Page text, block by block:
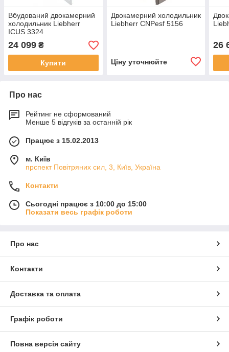
Вбудований двокамерний
холодильник Liebherr
ICUS 3324
24 099 ₴
Купити
Двокамерний холодильник
Liebherr CNPesf 5156
Ціну уточнюйте
26
Про нас
Рейтинг не сформований
Менше 5 відгуків за останній рік
Працює з 15.02.2013
м. Київ
прспект Повітряних сил, 3, Київ, Україна
Контакти
Сьогодні працює з 10:00 до 15:00
Показати весь графік роботи
Про нас
Контакти
Доставка та оплата
Графік роботи
Повна версія сайту